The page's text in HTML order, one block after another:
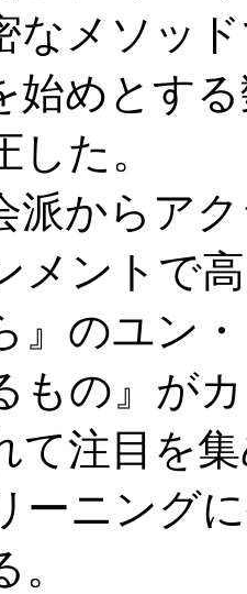
なメソッ
始めとす
た。
派からア
メントで
』のユン
もの』が
て注目を
ーニング